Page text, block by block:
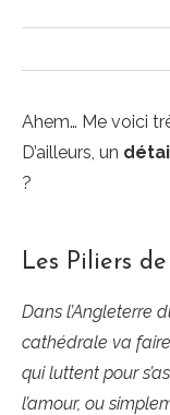
Ahem… Me voici
D’ailleurs, un
?
Les Piliers
Dans l’Angleterre
cathédrale va
qui luttent pour
l’amour, ou